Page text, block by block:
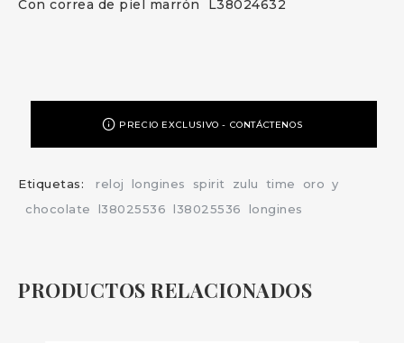
Con correa de piel marrón L38024632
PRECIO EXCLUSIVO - CONTÁCTENOS
Etiquetas: reloj longines spirit zulu time oro y
chocolate
l38025536 l38025536 longines
PRODUCTOS RELACIONADOS